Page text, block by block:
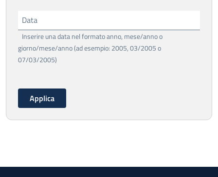
Data
Inserire una data nel formato anno, mese/anno o
giorno/mese/anno (ad esempio: 2005, 03/2005 o
07/03/2005)